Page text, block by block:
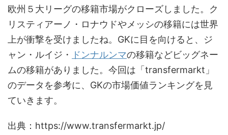
欧州５大リーグの移籍市場がクローズしました。ク
リスティアーノ・ロナウドやメッシの移籍には世界
上が衝撃を受けましたね。GKに目を向けると、ジ
ャン・ルイジ・
ドンナルンマの移籍などビッグネー
ムの移籍がありました。今回は「transfermarkt」
のデータを参考に、GKの市場価値ランキングを見
ていきます。
出典：https://www.transfermarkt.jp/